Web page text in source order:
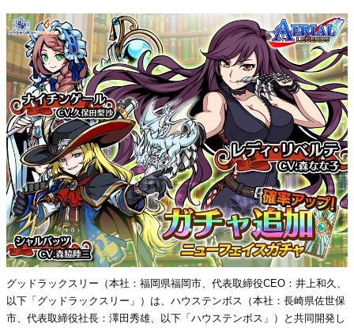
グッドラックスリー（本社：福岡県福岡市、代表取締役CEO：井上和久、
以下「グッドラックスリー」）は、ハウステンボス（本社：長崎県佐世保
市、代表取締役社長：澤田秀雄、以下「ハウステンボス」）と共同開発し